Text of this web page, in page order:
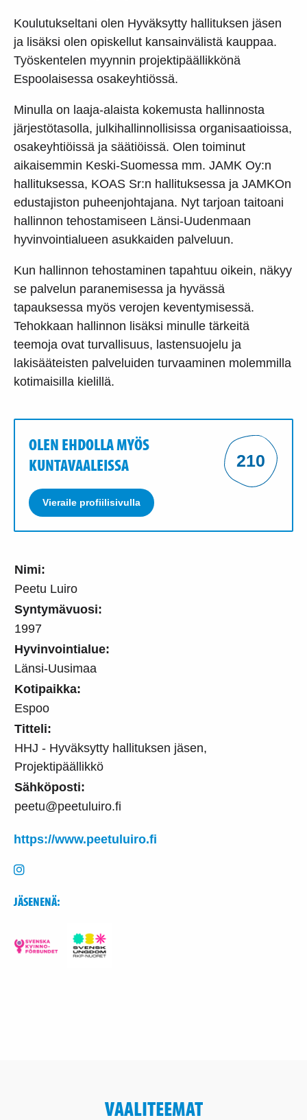
Nimi:
Peetu Luiro
Syntymävuosi:
1997
Hyvinvointialue:
Länsi-Uusimaa
Kotipaikka:
Espoo
Titteli:
HHJ - Hyväksytty hallituksen jäsen,
Projektipäällikkö
Sähköposti:
peetu@peetuluiro.fi
https://www.peetuluiro.fi
JÄSENENÄ:
Koulutukseltani olen Hyväksytty hallituksen jäsen
ja lisäksi olen opiskellut kansainvälistä kauppaa.
Työskentelen myynnin projektipäällikkönä
Espoolaisessa osakeyhtiössä.
Minulla on laaja-alaista kokemusta hallinnosta
järjestötasolla, julkihallinnollisissa organisaatioissa,
osakeyhtiöissä ja säätiöissä. Olen toiminut
aikaisemmin Keski-Suomessa mm. JAMK Oy:n
hallituksessa, KOAS Sr:n hallituksessa ja JAMKOn
edustajiston puheenjohtajana. Nyt tarjoan taitoani
hallinnon tehostamiseen Länsi-Uudenmaan
hyvinvointialueen asukkaiden palveluun.
Kun hallinnon tehostaminen tapahtuu oikein, näkyy
se palvelun paranemisessa ja hyvässä
tapauksessa myös verojen keventymisessä.
Tehokkaan hallinnon lisäksi minulle tärkeitä
teemoja ovat turvallisuus, lastensuojelu ja
lakisääteisten palveluiden turvaaminen molemmilla
kotimaisilla kielillä.
OLEN EHDOLLA MYÖS
KUNTAVAALEISSA
Vieraile profiilisivulla
210
VAALITEEMAT